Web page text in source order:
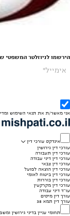
הירשמו לניוזלטר המשפטי
אימייל*
אני מאשר/ת את תנאי השימוש
אינדקס עורכי דין
עורכי דין גירושין
עורכי דין תעבורה
עורכי דין דיני עבודה
עורכי דין צבאי
עורכי דין הוצאה לפועל
עורכי דין ביטוח לאומי
עורכי דין בוררות
עורכי דין מקרקעין
עו"ד דיני עבודה
עורך דין מיסים
עורך דין תמא 38
תחומי עניין בדיני גירושין